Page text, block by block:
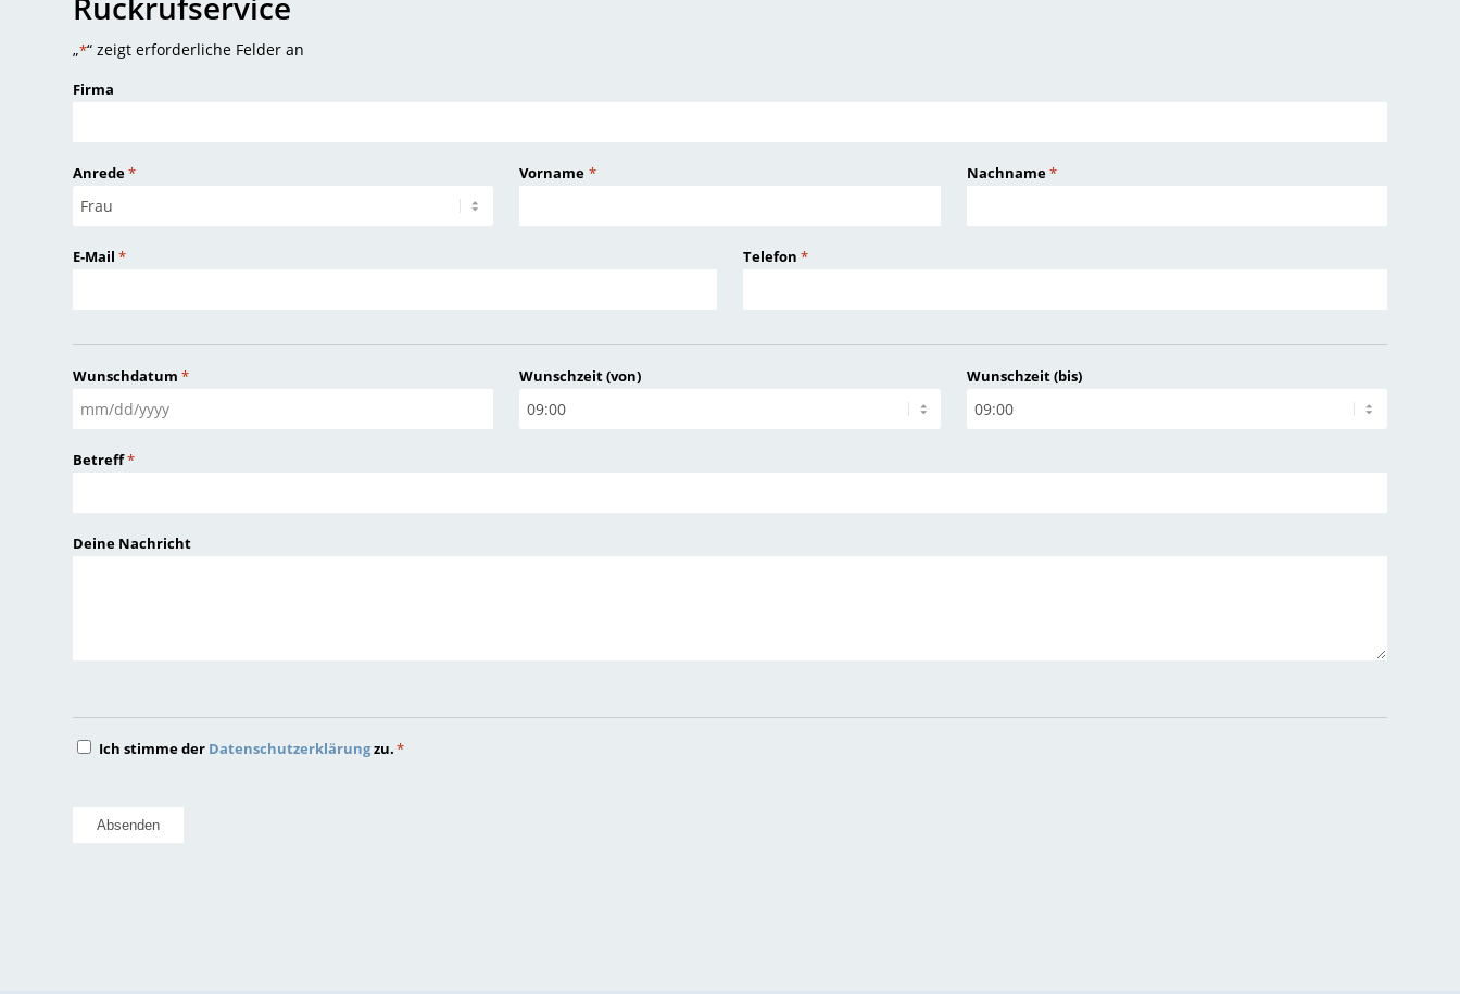
„*“ zeigt erforderliche Felder an
Firma
Anrede* Vorname * Nachname*
E-Mail * Telefon *
Wunschdatum *
MM
TT
Wunschzeit (von) Wunschzeit (bis)
Betreff*
Deine Nachricht
Datenschutz
Ich stimme der Datenschutzerklärungzu.*